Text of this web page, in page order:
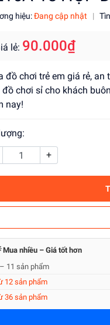
hiệu:Đang cập nhật |
lẻ: 90.000₫
đồ chơi trẻ em giá rẻ,
đồ chơi sỉ cho khách
nay!
+
Mua nhiều – Giá tốt hơn
11 sản phẩm
12 sản phẩm
36 sản phẩm